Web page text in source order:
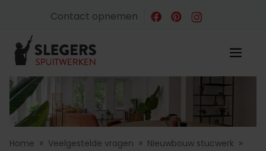
Contact opnemen
Home » Veelgestelde vragen » Nieuwbouw stucwerk »